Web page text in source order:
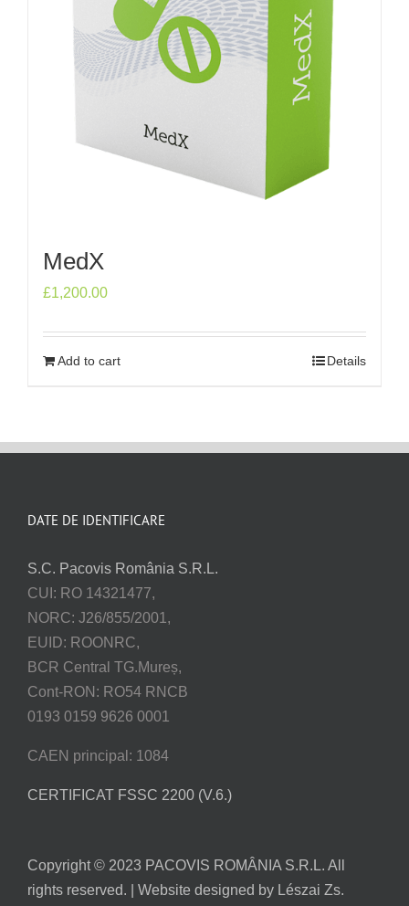
MedX
£1,200.00
Add to cart Details
DATE DE IDENTIFICARE
S.C. Pacovis România S.R.L.
CUI: RO 14321477,
NORC: J26/855/2001,
EUID: ROONRC,
BCR Central TG.Mureș,
Cont-RON: RO54 RNCB
0193 0159 9626 0001
CAEN principal: 1084
CERTIFICAT FSSC 2200 (V.6.)
Copyright © 2023 PACOVIS ROMÂNIA S.R.L. All
rights reserved. | Website designed by Lészai Zs.